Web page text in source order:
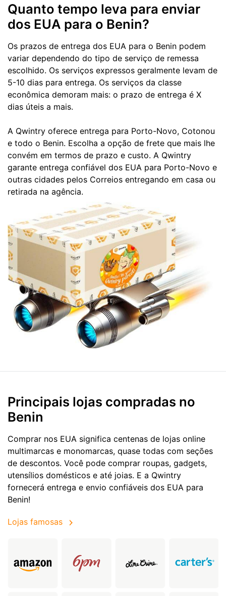
Quanto tempo leva para enviar
dos EUA para o Benin?
Os prazos de entrega dos EUA para o Benin podem
variar dependendo do tipo de serviço de remessa
escolhido. Os serviços expressos geralmente levam de
5-10 dias para entrega. Os serviços da classe
econômica demoram mais: o prazo de entrega é X
dias úteis a mais.
A Qwintry oferece entrega para Porto-Novo, Cotonou
e todo o Benin. Escolha a opção de frete que mais lhe
convém em termos de prazo e custo. A Qwintry
garante entrega confiável dos EUA para Porto-Novo e
outras cidades pelos Correios entregando em casa ou
retirada na agência.
Principais lojas compradas no
Benin
Comprar nos EUA significa centenas de lojas online
multimarcas e monomarcas, quase todas com seções
de descontos. Você pode comprar roupas, gadgets,
utensílios domésticos e até joias. E a Qwintry
fornecerá entrega e envio confiáveis dos EUA para
Benin!
Lojas famosas